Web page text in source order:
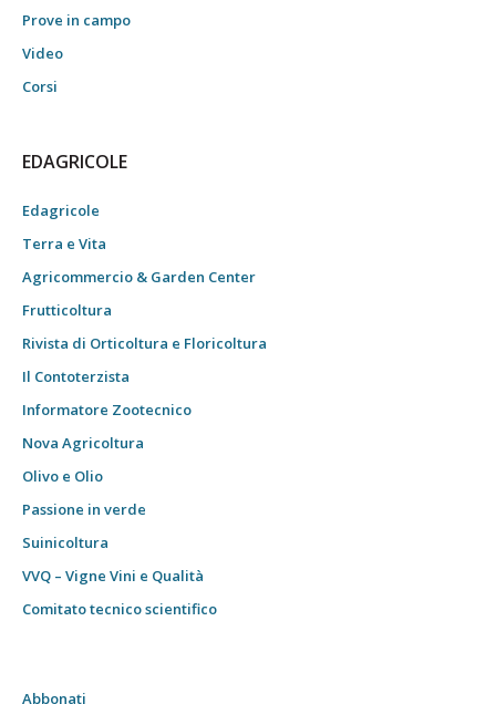
Prove in campo
Video
Corsi
EDAGRICOLE
Edagricole
Terra e Vita
Agricommercio & Garden Center
Frutticoltura
Rivista di Orticoltura e Floricoltura
Il Contoterzista
Informatore Zootecnico
Nova Agricoltura
Olivo e Olio
Passione in verde
Suinicoltura
VVQ – Vigne Vini e Qualità
Comitato tecnico scientifico
Abbonati